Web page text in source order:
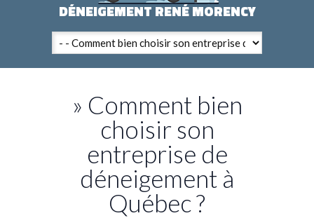
DÉNEIGEMENT RENÉ MORENCY
» Comment bien
choisir son
entreprise de
déneigement à
Québec ?